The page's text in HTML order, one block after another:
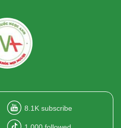
8.1K subscribe